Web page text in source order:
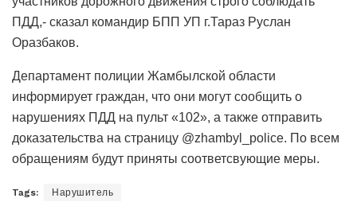
ПДД,- сказал командир БПП УП г.Тараз Руслан
Оразбаков.
Департамент полиции Жамбылской области
информирует граждан, что они могут сообщить о
нарушениях ПДД на пульт «102», а также отправить
доказательства на страницу @zhambyl_police. По всем
обращениям будут приняты соответсвующие меры.
Tags: Нарушитель